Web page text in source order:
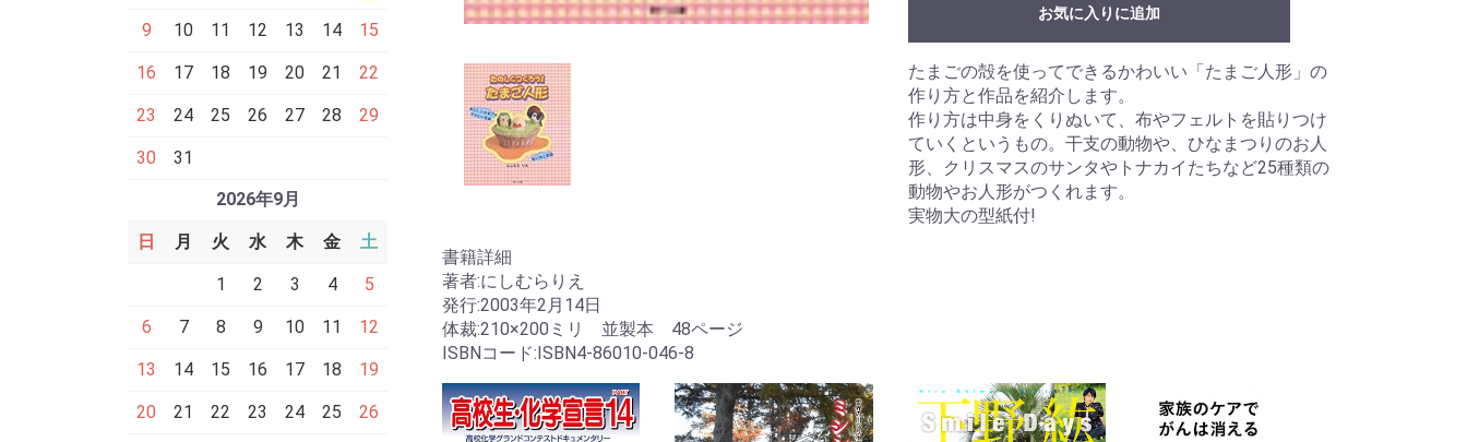
9 10 11 12 13 14 15
16 17 18 19 20 21 22
23 24 25 26 27 28 29
30
31
2026年9月
日 月 火 水 木 金 土
1 2 3 4 5
6 7 8 9 10 11 12
13 14 15 16 17 18 19
20 21 22 23 24 25 26
お気に入りに追加
たまごの殻を使ってできるかわいい「たまご人形」の
作り方と作品を紹介します。
作り方は中身をくりぬいて、布やフェルトを貼りつけ
ていくというもの。干支の動物や、ひなまつりのお人
形、クリスマスのサンタやトナカイたちなど25種類の
動物やお人形がつくれます。
実物大の型紙付!
書籍詳細
著者:にしむらりえ
発行:2003年2月14日
体裁:210×200ミリ 並製本 48ページ
ISBNコード:ISBN4-86010-046-8